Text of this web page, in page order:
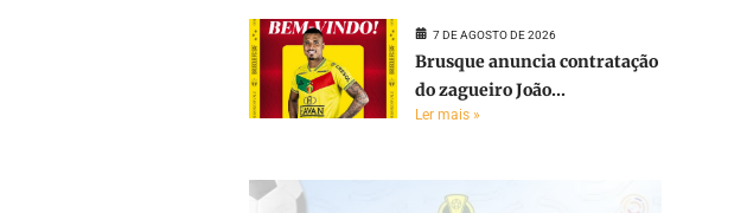
7 DE AGOSTO DE 2026
Brusque anuncia contratação
do zagueiro João...
Ler mais »